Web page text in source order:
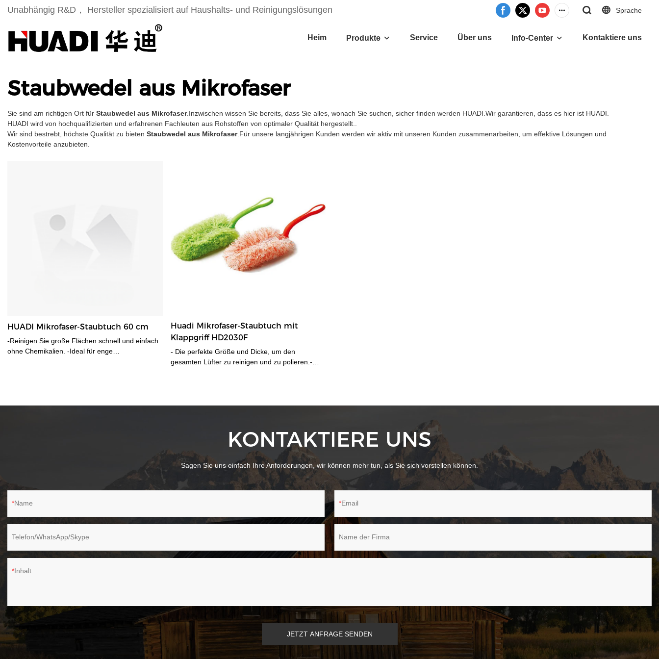
Unabhängig R&D， Hersteller spezialisiert auf Haushalts- und Reinigungslösungen Sprache
Heim Produkte Service Über uns Info-Center Kontaktiere uns
Staubwedel aus Mikrofaser
Sie sind am richtigen Ort für Staubwedel aus Mikrofaser.Inzwischen wissen Sie bereits, dass Sie alles, wonach Sie suchen, sicher finden werden HUADI.Wir garantieren, dass es hier ist HUADI.
HUADI wird von hochqualifizierten und erfahrenen Fachleuten aus Rohstoffen von optimaler Qualität hergestellt..
Wir sind bestrebt, höchste Qualität zu bieten Staubwedel aus Mikrofaser.Für unsere langjährigen Kunden werden wir aktiv mit unseren Kunden zusammenarbeiten, um effektive Lösungen und
Kostenvorteile anzubieten.
HUADI Mikrofaser-Staubtuch 60 cm
-Reinigen Sie große Flächen schnell und einfach
ohne Chemikalien. -Ideal für enge
Huadi Mikrofaser-Staubtuch mit
Klappgriff HD2030F
- Die perfekte Größe und Dicke, um den
gesamten Lüfter zu reinigen und zu polieren.-
KONTAKTIERE UNS
Sagen Sie uns einfach Ihre Anforderungen, wir können mehr tun, als Sie sich vorstellen können.
Name Email
Telefon/WhatsApp/Skype Name der Firma
Inhalt
JETZT ANFRAGE SENDEN